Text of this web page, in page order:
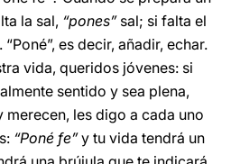
la sal, “pones”sal; si falta el
es decir, añadir, echar.
vida, queridos jóvenes: si
sentido y sea plena,
merecen, les digo a cada uno
“Poné fe”y tu vida tendrá un